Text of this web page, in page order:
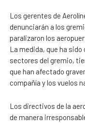
Los gerentes de
denunciarán a los
paralizaron los
La medida, que ha
sectores del gremio,
que han afectado
compañía y los vuelos
Los directivos de la
de manera